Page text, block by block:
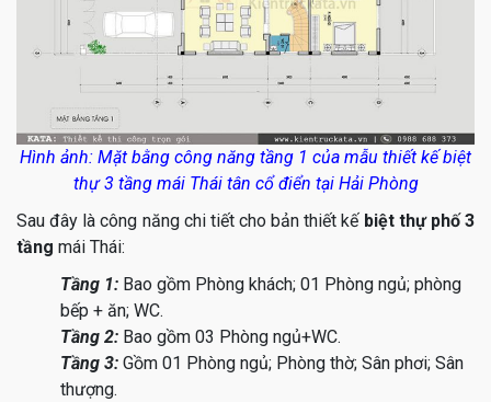
Hình ảnh: Mặt bằng công năng tầng 1 của mẫu thiết kế biệt
thự 3 tầng mái Thái tân cổ điển tại Hải Phòng
Sau đây là công năng chi tiết cho bản thiết kế biệt thự phố 3
tầng mái Thái:
Tầng 1: Bao gồm Phòng khách; 01 Phòng ngủ; phòng
bếp + ăn; WC.
Tầng 2: Bao gồm 03 Phòng ngủ+WC.
Tầng 3: Gồm 01 Phòng ngủ; Phòng thờ; Sân phơi; Sân
thượng.